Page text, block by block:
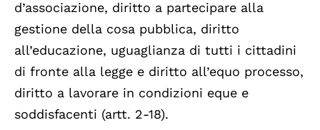
d’associazione, diritto a partecipare alla
gestione della cosa pubblica, diritto
all’educazione, uguaglianza di tutti i cittadini
di fronte alla legge e diritto all’equo processo,
diritto a lavorare in condizioni eque e
soddisfacenti (artt. 2-18).